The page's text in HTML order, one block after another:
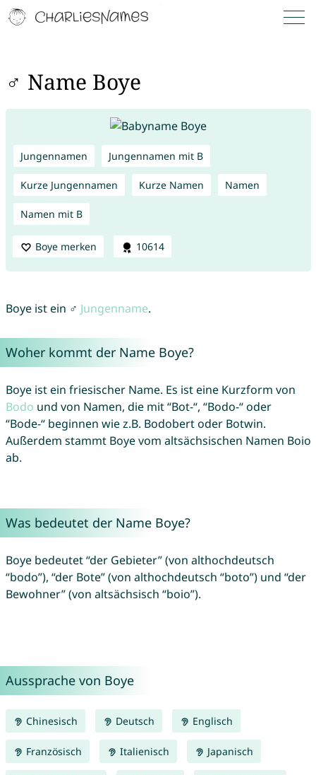
♂ Name Boye
Jungennamen Jungennamen mit B
Kurze Jungennamen Kurze Namen Namen
Namen mit B
Boye merken 10614
Boye ist ein ♂ Jungenname.
Woher kommt der Name Boye?
Boye ist ein friesischer Name. Es ist eine Kurzform von
Bodo und von Namen, die mit “Bot-“, “Bodo-“ oder
“Bode-“ beginnen wie z.B. Bodobert oder Botwin.
Außerdem stammt Boye vom altsächsischen Namen Boio
ab.
Was bedeutet der Name Boye?
Boye bedeutet “der Gebieter” (von althochdeutsch
“bodo”), “der Bote” (von althochdeutsch “boto”) und “der
Bewohner” (von altsächsisch “boio”).
Aussprache von Boye
Chinesisch Deutsch Englisch
Französisch Italienisch Japanisch